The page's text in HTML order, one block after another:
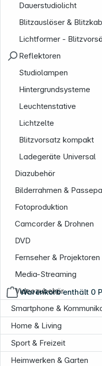
Warenkorb enthält 0
Dauerstudiolicht
Blitzauslöser &
Lichtformer -
Reflektoren
Studiolampen
Hintergrundsysteme
Leuchtenstative
Lichtzelte
Blitzvorsatz kompakt
Ladegeräte Universal
Diazubehör
Bilderrahmen &
Fotoproduktion
Camcorder & Drohnen
DVD
Fernseher & Projektoren
Media-Streaming
Videozubehör
Smartphone &
Home & Living
Sport & Freizeit
Heimwerken & Garten